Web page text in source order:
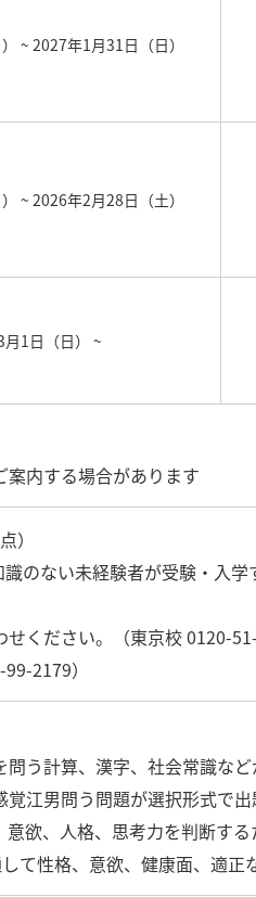
~ 2027年1月31日（日）
~ 2026年2月28日（土）
1日（日） ~
内する場合があります
）
のない未経験者が受験・入学
せください。（東京校
2179）
う計算、漢字、社会常識など
江男問う問題が選択形式で出
欲、人格、思考力を判断する
て性格、意欲、健康面、適正